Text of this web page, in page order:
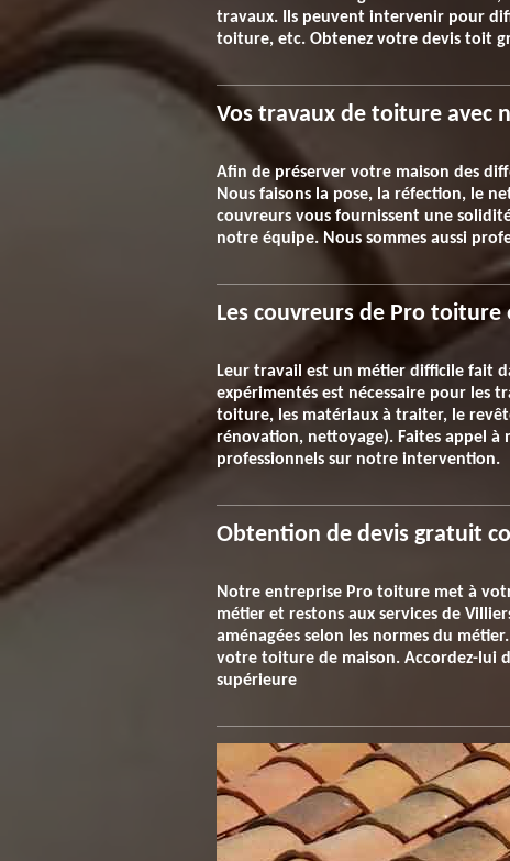
travaux. Ils peuvent intervenir pour
toiture, etc. Obtenez votre devis toit
Vos travaux de toiture avec
Afin de préserver votre maison des
Nous faisons la pose, la réfection, le
couvreurs vous fournissent une
notre équipe. Nous sommes aussi
Les couvreurs de Pro toiture
Leur travail est un métier difficile fait
expérimentés est nécessaire pour les
toiture, les matériaux à traiter, le
rénovation, nettoyage). Faites appel
professionnels sur notre intervention.
Obtention de devis gratuit
Notre entreprise Pro toiture met à
métier et restons aux services de
aménagées selon les normes du
votre toiture de maison. Accordez-lui
supérieure